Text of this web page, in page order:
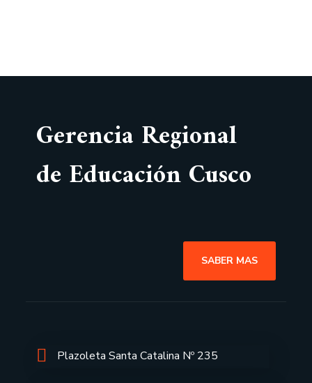
Gerencia Regional
de Educación Cusco
SABER MAS
Plazoleta Santa Catalina Nº 235